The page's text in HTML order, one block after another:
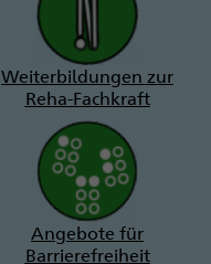
Weiterbildungen zur
Reha-Fachkraft
Angebote für
Barrierefreiheit